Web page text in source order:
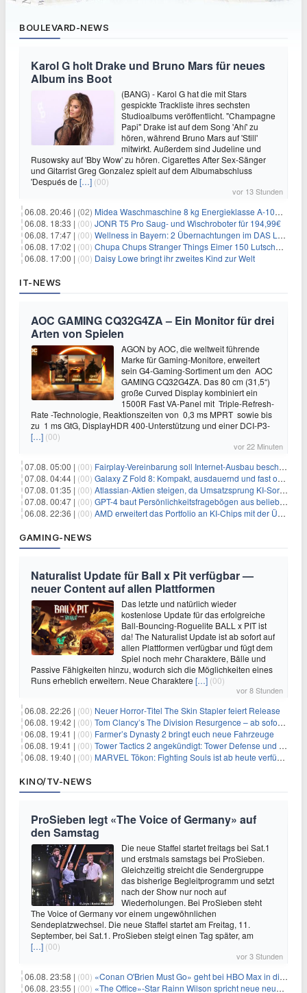
BOULEVARD-NEWS
Karol G holt Drake und Bruno Mars für neues
Album ins Boot
(BANG) - Karol G hat die mit Stars
gespickte Trackliste ihres sechsten
Studioalbums veröffentlicht. "Champagne
Papi" Drake ist auf dem Song 'Ahí' zu
hören, während Bruno Mars auf 'Still'
mitwirkt. Außerdem sind Judeline und
Rusowsky auf 'Bby Wow' zu hören. Cigarettes After Sex-Sänger
und Gitarrist Greg Gonzalez spielt auf dem Albumabschluss
'Después de […] (00)
vor 13 Stunden
06.08. 20:46 | (02) Midea Waschmaschine 8 kg Energieklasse A-10% 1400 U/Min für 289,97€
06.08. 18:33 | (00) JONR T5 Pro Saug- und Wischroboter für 194,99€
06.08. 17:47 | (00) Wellness in Bayern: 2 Übernachtungen im DAS LUDWIG Sports Resort inkl. HP + Wellness ab 174€ p.P.
06.08. 17:02 | (00) Chupa Chups Stranger Things Eimer 150 Lutscher für 21,95€
06.08. 17:00 | (00) Daisy Lowe bringt ihr zweites Kind zur Welt
IT-NEWS
AOC GAMING CQ32G4ZA – Ein Monitor für drei
Arten von Spielen
AGON by AOC, die weltweit führende
Marke für Gaming-Monitore, erweitert
sein G4-Gaming-Sortiment um den AOC
GAMING CQ32G4ZA. Das 80 cm (31,5“)
große Curved Display kombiniert ein
1500R Fast VA-Panel mit Triple-Refresh-
Rate -Technologie, Reaktionszeiten von 0,3 ms MPRT sowie bis
zu 1 ms GtG, DisplayHDR 400-Unterstützung und einer DCI-P3-
[…] (00)
vor 22 Minuten
07.08. 05:00 | (00) Fairplay-Vereinbarung soll Internet-Ausbau beschleunigen
07.08. 04:44 | (00) Galaxy Z Fold 8: Kompakt, ausdauernd und fast ohne Falte
07.08. 01:35 | (00) Atlassian-Aktien steigen, da Umsatzsprung KI-Sorgen dämpft
07.08. 00:47 | (00) GPT-4 baut Persönlichkeitsfragebögen aus beliebigen Texten und sagt Antworten voraus
06.08. 22:36 | (00) AMD erweitert das Portfolio an KI-Chips mit der Übernahme von Taalas
GAMING-NEWS
Naturalist Update für Ball x Pit verfügbar —
neuer Content auf allen Plattformen
Das letzte und natürlich wieder
kostenlose Update für das erfolgreiche
Ball-Bouncing-Roguelite BALL x PIT ist
da! The Naturalist Update ist ab sofort auf
allen Plattformen verfügbar und fügt dem
Spiel noch mehr Charaktere, Bälle und
Passive Fähigkeiten hinzu, wodurch sich die Möglichkeiten eines
Runs erheblich erweitern. Neue Charaktere […] (00)
vor 8 Stunden
06.08. 22:26 | (00) Neuer Horror‑Titel The Skin Stapler feiert Release
06.08. 19:42 | (00) Tom Clancy’s The Division Resurgence – ab sofort für euch verfügbar
06.08. 19:41 | (00) Farmer’s Dynasty 2 bringt euch neue Fahrzeuge
06.08. 19:41 | (00) Tower Tactics 2 angekündigt: Tower Defense und Deckbuilding Kombo kehrt zurück
06.08. 19:40 | (00) MARVEL Tōkon: Fighting Souls ist ab heute verfügbar
KINO/TV-NEWS
ProSieben legt «The Voice of Germany» auf
den Samstag
Die neue Staffel startet freitags bei Sat.1
und erstmals samstags bei ProSieben.
Gleichzeitig streicht die Sendergruppe
das bisherige Begleitprogramm und setzt
nach der Show nur noch auf
Wiederholungen. Bei ProSieben steht
The Voice of Germany vor einem ungewöhnlichen
Sendeplatzwechsel. Die neue Staffel startet am Freitag, 11.
September, bei Sat.1. ProSieben steigt einen Tag später, am
[…] (00)
vor 3 Stunden
06.08. 23:58 | (00) «Conan O'Brien Must Go» geht bei HBO Max in die dritte Runde
06.08. 23:55 | (00) «The Office»-Star Rainn Wilson spricht neue neuseeländische Serie «Settling»